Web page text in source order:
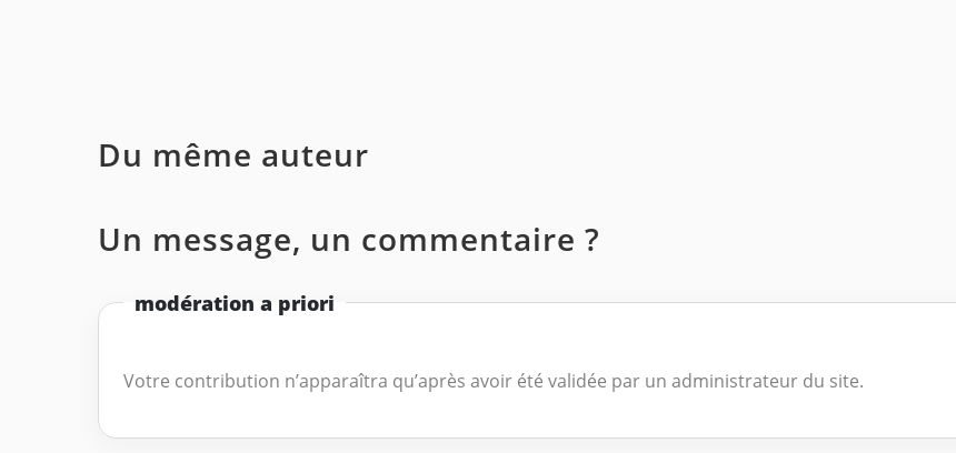
Du même auteur
Un message, un commentaire ?
modération a priori
Votre contribution n’apparaîtra qu’après avoir été validée par un administrateur du site.